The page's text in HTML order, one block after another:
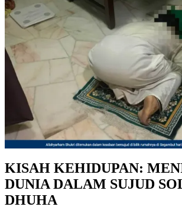
KISAH KEHIDUPAN:
DUNIA DALAM SUJUD
DHUHA